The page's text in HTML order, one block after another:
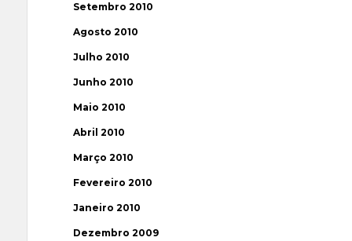
Setembro 2010
Agosto 2010
Julho 2010
Junho 2010
Maio 2010
Abril 2010
Março 2010
Fevereiro 2010
Janeiro 2010
Dezembro 2009